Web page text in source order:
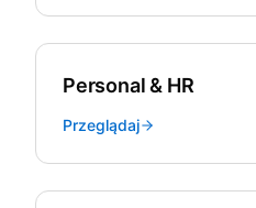
Personal & HR
Przeglądaj